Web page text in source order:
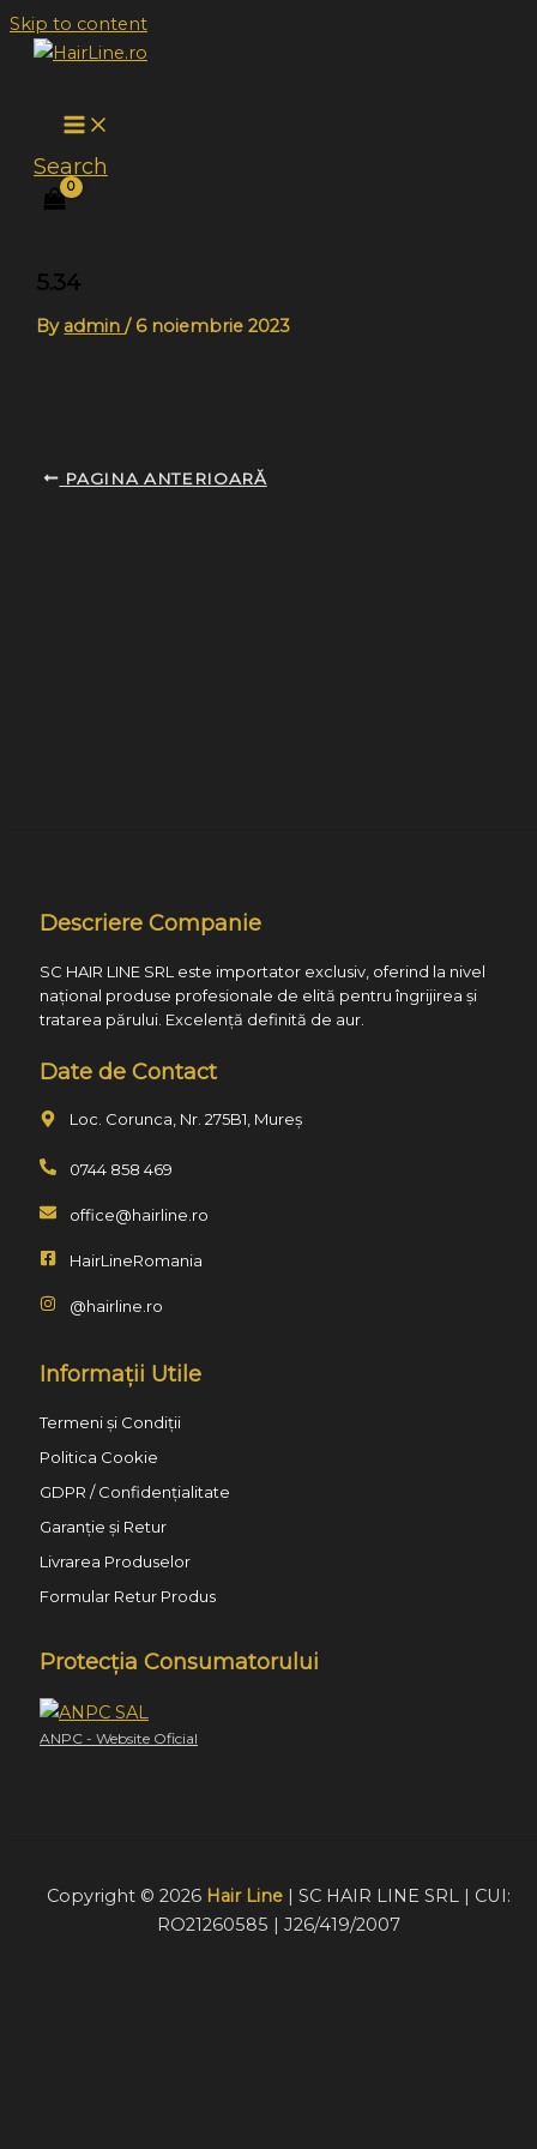
Skip to content
Search
5.34
By admin/ 6 noiembrie 2023
PAGINA ANTERIOARĂ
Descriere Companie
SC HAIR LINE SRL este importator exclusiv, oferind la nivel
național produse profesionale de elită pentru îngrijirea și
tratarea părului. Excelență definită de aur.
Date de Contact
Loc. Corunca, Nr. 275B1, Mureș
0744 858 469
office@hairline.ro
HairLineRomania
@hairline.ro
Informații Utile
Termeni și Condiții
Politica Cookie
GDPR / Confidențialitate
Garanție și Retur
Livrarea Produselor
Formular Retur Produs
Protecția Consumatorului
ANPC - Website Oficial
Copyright © 2026 Hair Line| SC HAIR LINE SRL | CUI:
RO21260585 | J26/419/2007